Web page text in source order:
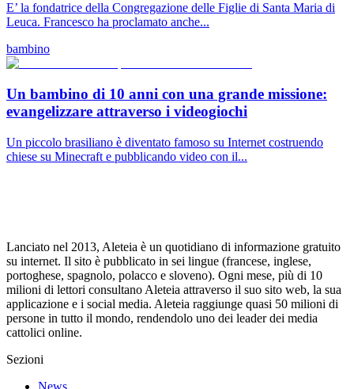
E’ la fondatrice della Congregazione delle Figlie di Santa Maria di
Leuca. Francesco ha proclamato anche...
bambino
Un bambino di 10 anni con una grande missione:
evangelizzare attraverso i videogiochi
Un piccolo brasiliano è diventato famoso su Internet costruendo
chiese su Minecraft e pubblicando video con il...
Lanciato nel 2013, Aleteia è un quotidiano di informazione gratuito
su internet. Il sito è pubblicato in sei lingue (francese, inglese,
portoghese, spagnolo, polacco e sloveno). Ogni mese, più di 10
milioni di lettori consultano Aleteia attraverso il suo sito web, la sua
applicazione e i social media. Aleteia raggiunge quasi 50 milioni di
persone in tutto il mondo, rendendolo uno dei leader dei media
cattolici online.
Sezioni
News